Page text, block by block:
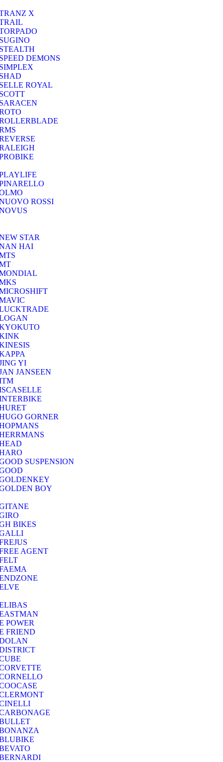
X
DEMONS
ROYAL
ROSSI
STAR
HAI
YI
JANSEEN
GORNER
SUSPENSION
BOY
BIKES
AGENT
POWER
FRIEND